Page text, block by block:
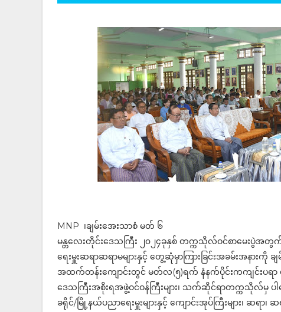
MNP ၊ချမ်းအေးသာစံ မတ် ၆
မန္တလေးတိုင်းဒေသကြီး ၂၀၂၄ခုနှစ် တက္ကသိုလ်ဝင်စာမေးပွဲအတွက်
ရေးမှူးဆရာဆရာမများနှင့် တွေ့ဆုံမှာကြားခြင်းအခမ်းအနား
အထက်တန်းကျောင်းတွင် မတ်လ(၅)ရက် နံနက်ပိုင်းကကျင်းပရာ မ
ဒေသကြီးအစိုးရအဖွဲ့ဝင်ဝန်ကြီးများ၊ သက်ဆိုင်ရာတက္ကသိုလ်မှ ပါမ
ခရိုင်/မြို့နယ်ပညာရေးမှူးများနှင့် ကျောင်းအုပ်ကြီးများ၊ ဆရာ